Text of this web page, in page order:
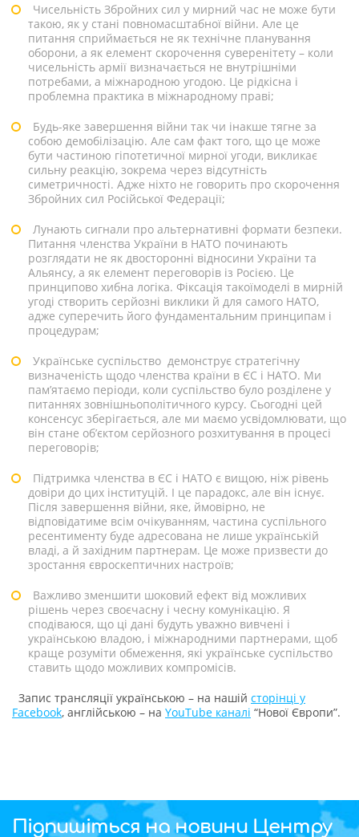
Чисельність Збройних сил у мирний час не може бути
такою, як у стані повномасштабної війни. Але це
питання сприймається не як технічне планування
оборони, а як елемент скорочення суверенітету – коли
чисельність армії визначається не внутрішніми
потребами, а міжнародною угодою. Це рідкісна і
проблемна практика в міжнародному праві;
Будь-яке завершення війни так чи інакше тягне за
собою демобілізацію. Але сам факт того, що це може
бути частиною гіпотетичної мирної угоди, викликає
сильну реакцію, зокрема через відсутність
симетричності. Адже ніхто не говорить про скорочення
Збройних сил Російської Федерації;
Лунають сигнали про альтернативні формати безпеки.
Питання членства України в НАТО починають
розглядати не як двосторонні відносини України та
Альянсу, а як елемент переговорів із Росією. Це
принципово хибна логіка. Фіксація такоїмоделі в мирній
угоді створить серйозні виклики й для самого НАТО,
адже суперечить його фундаментальним принципам і
процедурам;
Українське суспільство демонструє стратегічну
визначеність щодо членства країни в ЄС і НАТО. Ми
пам’ятаємо періоди, коли суспільство було розділене у
питаннях зовнішньополітичного курсу. Сьогодні цей
консенсус зберігається, але ми маємо усвідомлювати, що
він стане об’єктом серйозного розхитування в процесі
переговорів;
Підтримка членства в ЄС і НАТО є вищою, ніж рівень
довіри до цих інституцій. І це парадокс, але він існує.
Після завершення війни, яке, ймовірно, не
відповідатиме всім очікуванням, частина суспільного
ресентименту буде адресована не лише українській
владі, а й західним партнерам. Це може призвести до
зростання євроскептичних настроїв;
Важливо зменшити шоковий ефект від можливих
рішень через своєчасну і чесну комунікацію. Я
сподіваюся, що ці дані будуть уважно вивчені і
українською владою, і міжнародними партнерами, щоб
краще розуміти обмеження, які українське суспільство
ставить щодо можливих компромісів.
Запис трансляції українською – на нашій сторінці у
Facebook, англійською – на YouTube каналі “Нової Європи”.
Підпишіться на новини Центру